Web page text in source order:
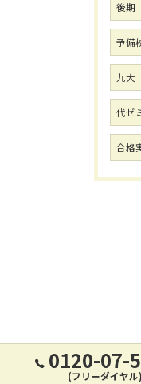
後期
予備
九大
代ゼ
合格
0120-07-
(フリーダイヤル)